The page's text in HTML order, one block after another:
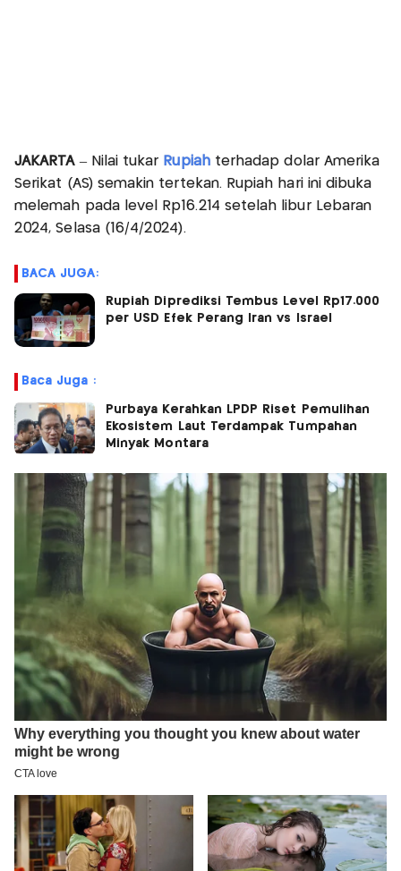
JAKARTA– Nilai tukar Rupiahterhadap dolar Amerika
Serikat (AS) semakin tertekan. Rupiah hari ini dibuka
melemah pada level Rp16.214 setelah libur Lebaran
2024, Selasa (16/4/2024).
BACA JUGA:
Rupiah Diprediksi Tembus Level Rp17.000
per USD Efek Perang Iran vs Israel
Baca Juga :
Purbaya Kerahkan LPDP Riset Pemulihan
Ekosistem Laut Terdampak Tumpahan
Minyak Montara